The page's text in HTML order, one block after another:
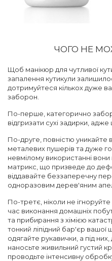
ЧОГО НЕ
Щоб манікюр для чутливої
запалення кутикули
дотримуйтеся кількох дуже
заборон.
По-перше, категорично
відгризати сухі задирки,
По-друге, повністю уникайте
металевих пушерів та дуже
невмілому використанні
матрикс, що призведе до
віддавайте беззаперечну
одноразовим дерев'яним
По-третє, ніколи не ігноруйте
час виконання домашніх
та прибирання з хімією
тонкий ліпідний бар'єр
одягайте рукавички, а під
наносьте живильний густий
проводьте інтенсивну